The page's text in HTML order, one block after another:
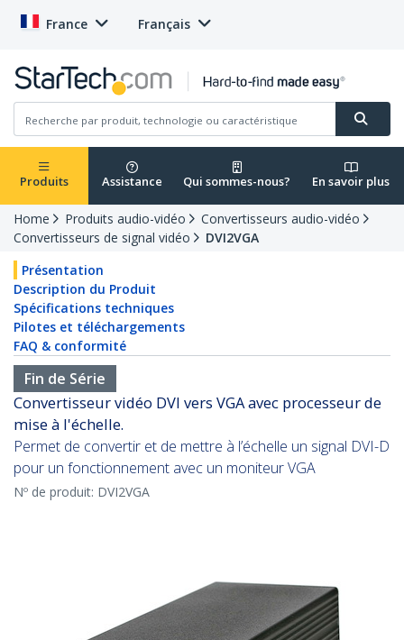
France Français
Produits Assistance Qui sommes-nous? En savoir plus
Home Produits audio-vidéo
Convertisseurs audio-vidéo
Convertisseurs de signal vidéo
DVI2VGA
Présentation
Description du Produit
Spécifications techniques
Pilotes et téléchargements
FAQ & conformité
Fin de Série
Convertisseur vidéo DVI vers VGA avec processeur de
mise à l'échelle.
Permet de convertir et de mettre à l’échelle un signal DVI-D
pour un fonctionnement avec un moniteur VGA
Nº de produit: DVI2VGA